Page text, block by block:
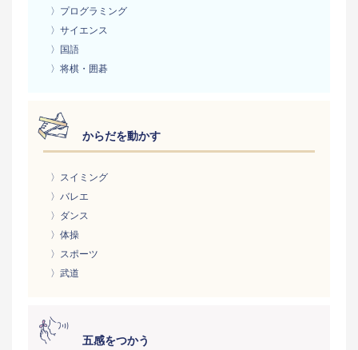
〉プログラミング
〉サイエンス
〉国語
〉将棋・囲碁
からだを動かす
〉スイミング
〉バレエ
〉ダンス
〉体操
〉スポーツ
〉武道
五感をつかう